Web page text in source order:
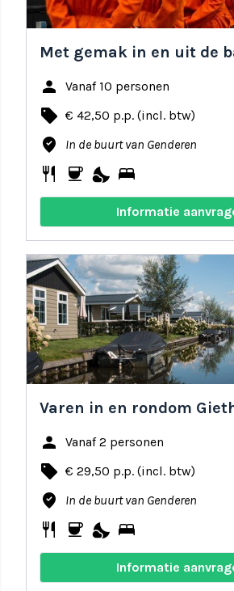
Met gemak in en uit de
person Vanaf 10 personen
local_offer € 42,50 p.p. (incl. btw)
where_to_vote In de buurt van Genderen
restaurant coffee nights_stay bed
Informatie
Varen in en rondom
person Vanaf 2 personen
local_offer € 29,50 p.p. (incl. btw)
where_to_vote In de buurt van Genderen
restaurant coffee nights_stay bed
Informatie